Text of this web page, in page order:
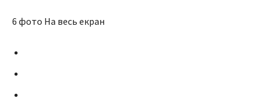
6 фото На весь екран